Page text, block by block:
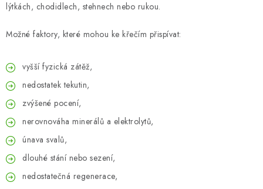
Moje objednávka
Mapa serveru
lýtkách, chodidlech, stehnech nebo rukou.
Možné faktory, které mohou ke křečím přispívat:
vyšší fyzická zátěž,
nedostatek tekutin,
zvýšené pocení,
nerovnováha minerálů a elektrolytů,
únava svalů,
dlouhé stání nebo sezení,
nedostatečná regenerace,